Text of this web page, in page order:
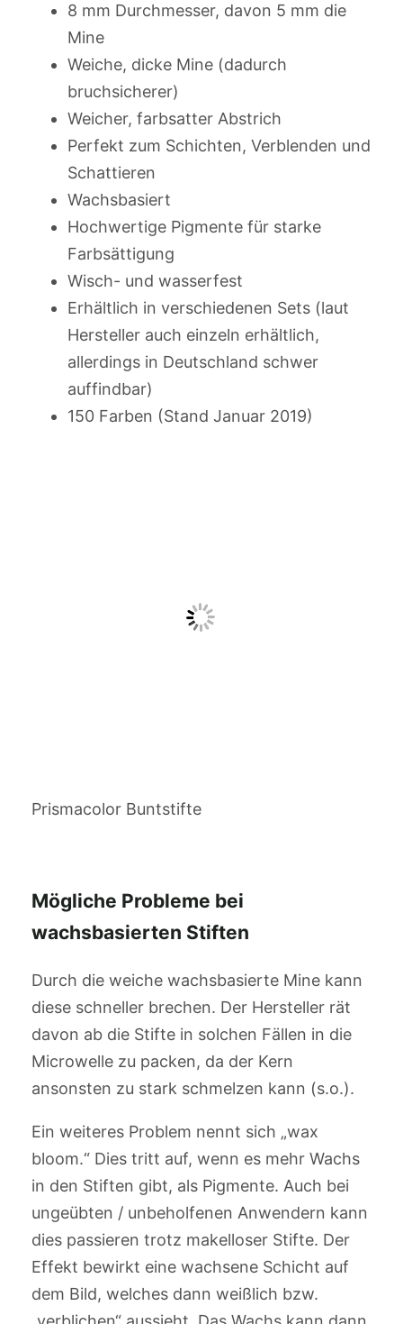
8 mm Durchmesser, davon 5 mm die
Mine
Weiche, dicke Mine (dadurch
bruchsicherer)
Weicher, farbsatter Abstrich
Perfekt zum Schichten, Verblenden und
Schattieren
Wachsbasiert
Hochwertige Pigmente für starke
Farbsättigung
Wisch- und wasserfest
Erhältlich in verschiedenen Sets (laut
Hersteller auch einzeln erhältlich,
allerdings in Deutschland schwer
auffindbar)
150 Farben (Stand Januar 2019)
Prismacolor Buntstifte
Mögliche Probleme bei
wachsbasierten Stiften
Durch die weiche wachsbasierte Mine kann
diese schneller brechen. Der Hersteller rät
davon ab die Stifte in solchen Fällen in die
Microwelle zu packen, da der Kern
ansonsten zu stark schmelzen kann (s.o.).
Ein weiteres Problem nennt sich „wax
bloom.“ Dies tritt auf, wenn es mehr Wachs
in den Stiften gibt, als Pigmente. Auch bei
ungeübten / unbeholfenen Anwendern kann
dies passieren trotz makelloser Stifte. Der
Effekt bewirkt eine wachsene Schicht auf
dem Bild, welches dann weißlich bzw.